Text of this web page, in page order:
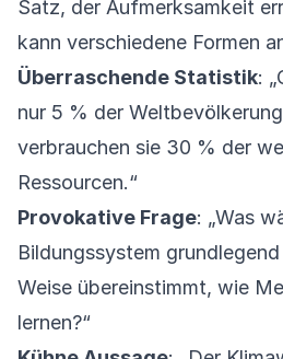
Satz, der Aufmerksamkeit
kann verschiedene Formen
Überraschende Statistik:
nur 5 % der
verbrauchen sie 30 % der
Ressourcen.“
Provokative Frage: „Was
Bildungssystem
Weise übereinstimmt, wie
lernen?“